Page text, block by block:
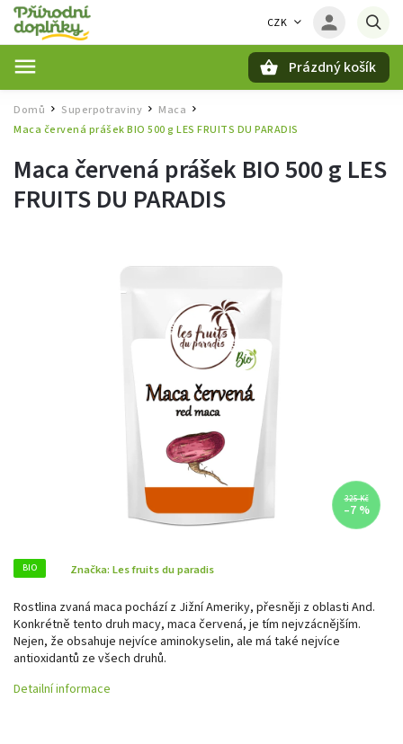
CZK
Prázdný košík
Domů / Superpotraviny / Maca /
Maca červená prášek BIO 500 g LES FRUITS DU PARADIS
Maca červená prášek BIO 500 g LES
FRUITS DU PARADIS
325 Kč
–7 %
BIO Značka: Les fruits du paradis
Rostlina zvaná maca pochází z Jižní Ameriky, přesněji z oblasti And.
Konkrétně tento druh macy, maca červená, je tím nejvzácnějším.
Nejen, že obsahuje nejvíce aminokyselin, ale má také nejvíce
antioxidantů ze všech druhů.
Detailní informace